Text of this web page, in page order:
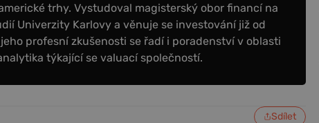
trhy. Vystudoval magisterský obor financí na
Univerzity Karlovy a věnuje se investování již od
profesní zkušenosti se řadí i poradenství v oblasti
týkající se valuací společností.
Sdílet